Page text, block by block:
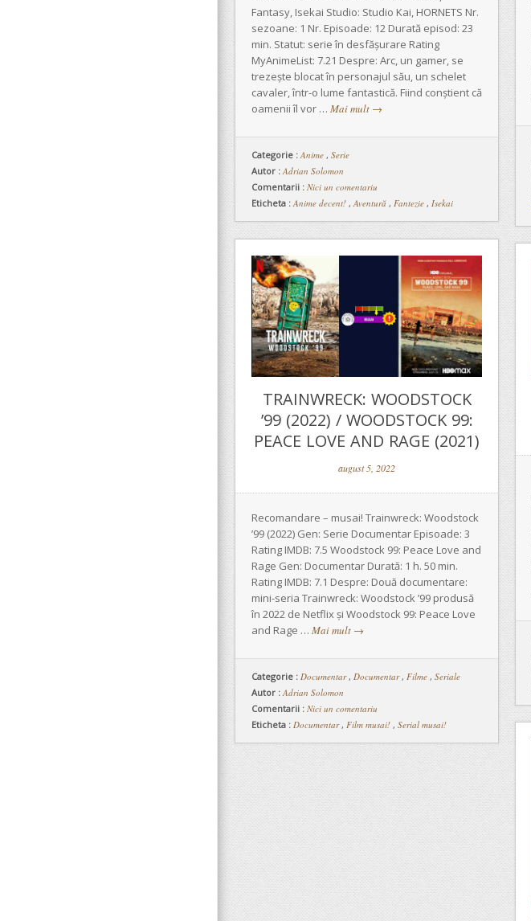
Fantasy, Isekai Studio: Studio Kai, HORNETS Nr.
sezoane: 1 Nr. Episoade: 12 Durată episod: 23
min. Statut: serie în desfășurare Rating
MyAnimeList: 7.21 Despre: Arc, un gamer, se
trezește blocat în personajul său, un schelet
cavaler, într-o lume fantastică. Fiind conștient că
oamenii îl vor … Mai mult →
Categorie :Anime , Serie
Autor : Adrian Solomon
Comentarii : Nici un comentariu
Eticheta : Anime decent! ,Aventură , Fantezie , Isekai
TRAINWRECK: WOODSTOCK
’99 (2022) / WOODSTOCK 99:
PEACE LOVE AND RAGE (2021)
august 5, 2022
Recomandare – musai! Trainwreck: Woodstock
’99 (2022) Gen: Serie Documentar Episoade: 3
Rating IMDB: 7.5 Woodstock 99: Peace Love and
Rage Gen: Documentar Durată: 1 h. 50 min.
Rating IMDB: 7.1 Despre: Două documentare:
mini-seria Trainwreck: Woodstock ’99 produsă
în 2022 de Netflix și Woodstock 99: Peace Love
and Rage … Mai mult →
Categorie : Documentar, Documentar, Filme , Seriale
Autor : Adrian Solomon
Comentarii : Nici un comentariu
Eticheta : Documentar, Film musai! , Serial musai!